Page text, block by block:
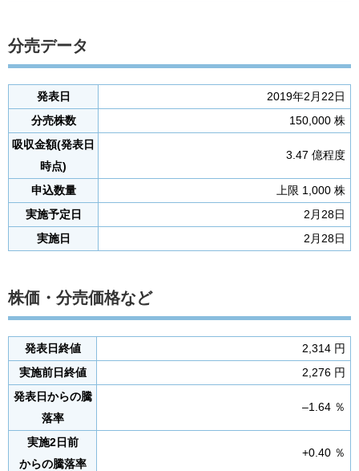
分売データ
発表日
2019年2月22日
分売株数
150,000 株
吸収金額(発表日
時点)
3.47 億程度
申込数量
上限 1,000 株
実施予定日
2月28日
実施日
2月28日
株価・分売価格など
発表日終値
2,314 円
実施前日終値
2,276 円
発表日からの騰
落率
–1.64 ％
実施2日前
からの騰落率
+0.40 ％